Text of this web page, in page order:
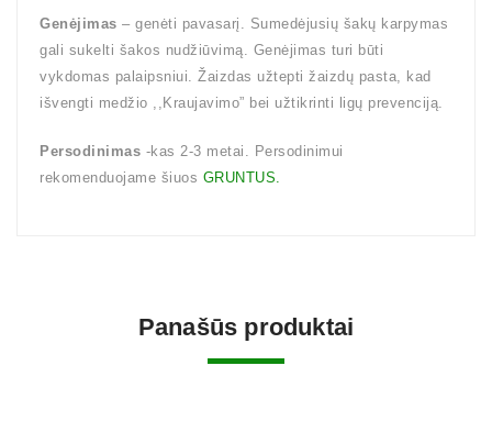
Genėjimas – genėti pavasarį. Sumedėjusių šakų karpymas
gali sukelti šakos nudžiūvimą. Genėjimas turi būti
vykdomas palaipsniui. Žaizdas užtepti žaizdų pasta, kad
išvengti medžio ,,Kraujavimo” bei užtikrinti ligų prevenciją.
Persodinimas -kas 2-3 metai. Persodinimui
rekomenduojame šiuos GRUNTUS.
Panašūs produktai